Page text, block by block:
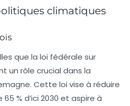
climatiques
que la loi fédérale sur
un rôle crucial dans la
Cette loi vise à réduire
% d’ici 2030 et aspire à